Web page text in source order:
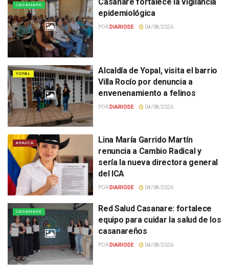
CASANARE
epidemiológica
POR DIARIODE 04/08/2026
YOPAL
Alcaldía de Yopal, visita el barrio
Villa Rocío por denuncia a
envenenamiento a felinos
POR DIARIODE 04/08/2026
ARAUCA
Lina María Garrido Martín
renuncia a Cambio Radical y
sería la nueva directora general
del ICA
POR DIARIODE 04/08/2026
CASANARE
Red Salud Casanare: fortalece
equipo para cuidar la salud de los
casanareños
POR DIARIODE 04/08/2026